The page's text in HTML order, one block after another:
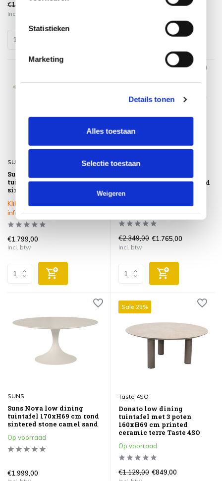
Statistieken
Marketing
Details tonen
Alles toestaan
Selectie toestaan
Weigeren
€1.049,00
Incl. btw
€1.699,00
SUNS
Suns Nova low dining
tuintafel 150xH69 cm rond
sintered stone camel sand
Klik op het product voor meer
informatie
€1.799,00
Incl. btw
4 Seasons Outdoor
tuintafel 160xH69 cm rond
keramiek 4 Seasons
Outdoor
Op voorraad
€2.349,00 €1.765,00
Incl. btw
SUNS
Suns Nova low dining
tuintafel 170xH69 cm rond
sintered stone camel sand
Op voorraad
€1.999,00
Sale 25%
Taste 4SO
Donato low dining
tuintafel met 3 poten
160xH69 cm printed
ceramic terre Taste 4SO
Op voorraad
€1.129,00 €849,00